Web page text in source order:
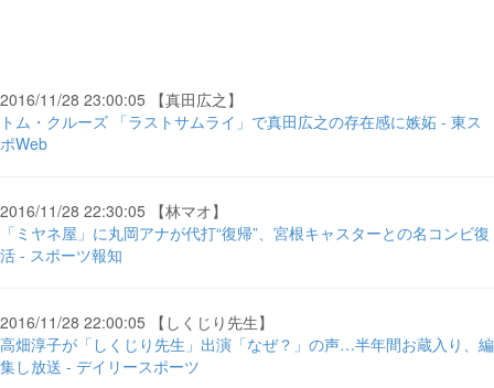
2016/11/28 23:00:05 【真田広之】
トム・クルーズ 「ラストサムライ」で真田広之の存在感に嫉妬 - 東ス
ポWeb
2016/11/28 22:30:05 【林マオ】
「ミヤネ屋」に丸岡アナが代打“復帰”、宮根キャスターとの名コンビ復
活 - スポーツ報知
2016/11/28 22:00:05 【しくじり先生】
高畑淳子が「しくじり先生」出演「なぜ？」の声…半年間お蔵入り、編
集し放送 - デイリースポーツ